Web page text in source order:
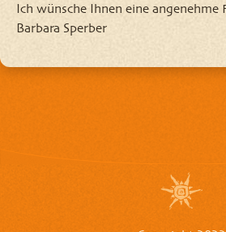
Ich wünsche Ihnen eine angenehme
Barbara Sperber